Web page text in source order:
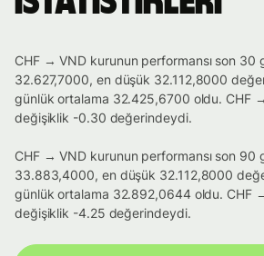
CHF → VND kurunun performansı son 30
32.627,7000, en düşük 32.112,8000
günlük ortalama 32.425,6700 oldu. CHF
değişiklik -0.30 değerindeydi.
CHF → VND kurunun performansı son 90
33.883,4000, en düşük 32.112,8000
günlük ortalama 32.892,0644 oldu. CHF
değişiklik -4.25 değerindeydi.